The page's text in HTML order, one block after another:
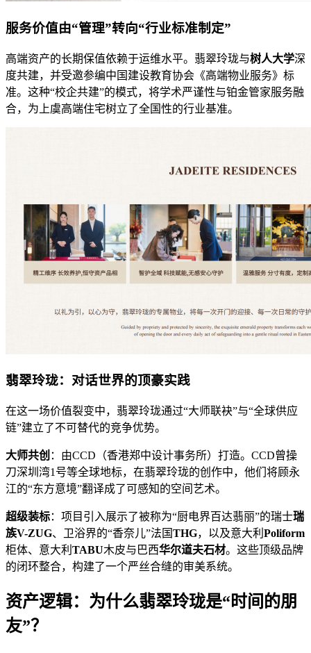
服务价值由“管理”转向“行业标准制定”
高端资产的长期保值依赖于运维水平。翡翠玲珑与树人大学深
度共建，并受邀参编中国建设教育协会《高端物业服务》标
准。这种“校企共建”的模式，将学术严谨性与铂金管家服务融
合，为上虞高端住宅树立了全国性的行业基准。
翡翠玲珑：对话世界的顶豪实践
在这一场价值裂变中，翡翠玲珑通过“大师联袂”与“全球供应
链”建立了不可替代的竞争优势。
大师共创 ：由CCD（香港郑中设计事务所）打造。CCD曾操
刀深圳湾1号等全球地标，在翡翠玲珑的创作中，他们将顾永
江的“东方意境”翻译成了可感知的空间艺术。
超级装标：项目引入展示了被称为“厨电界百达翡丽”的瑞士瑞
族V-ZUG、卫浴界的“香奈儿”法国THG，以及意大利 Poliform
柜体、意大利 TABU木皮与巴西华尔道夫石材。这些顶级品牌
的闭环整合，构建了一个严丝合缝的审美系统。
资产逻辑：为什么翡翠玲珑是“时间的朋
友”？